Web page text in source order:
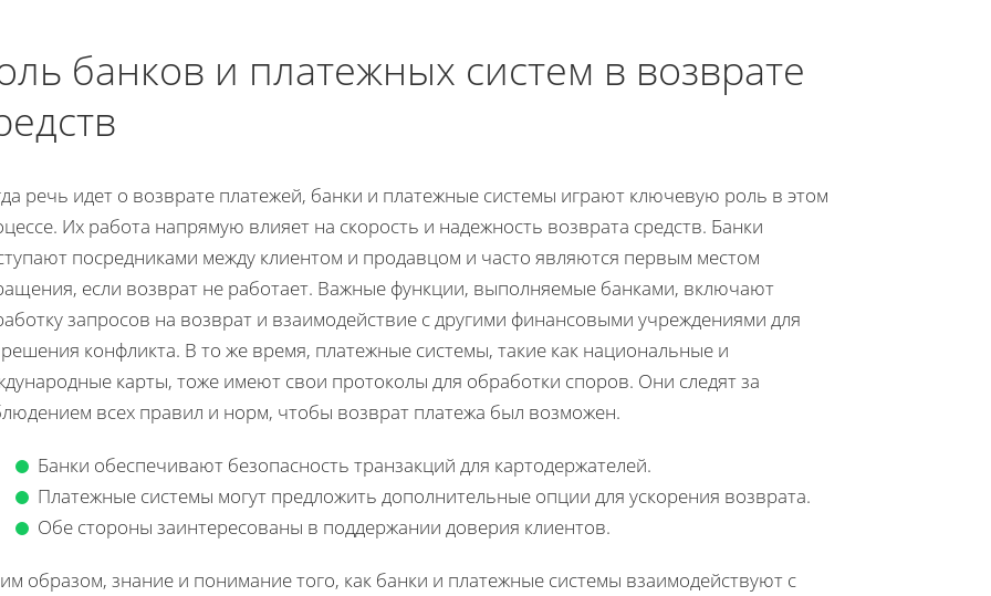
банков и платежных систем в возврате
речь идет о возврате платежей, банки и платежные системы играют ключевую роль в этом
Их работа напрямую влияет на скорость и надежность возврата средств. Банки
посредниками между клиентом и продавцом и часто являются первым местом
если возврат не работает. Важные функции, выполняемые банками, включают
запросов на возврат и взаимодействие с другими финансовыми учреждениями для
конфликта. В то же время, платежные системы, такие как национальные и
карты, тоже имеют свои протоколы для обработки споров. Они следят за
всех правил и норм, чтобы возврат платежа был возможен.
Банки обеспечивают безопасность транзакций для картодержателей.
Платежные системы могут предложить дополнительные опции для ускорения возврата.
Обе стороны заинтересованы в поддержании доверия клиентов.
образом, знание и понимание того, как банки и платежные системы взаимодействуют с